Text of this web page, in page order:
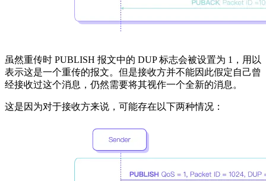
虽然重传时 PUBLISH 报文中的 DUP 标志会被设置为 1，用以
表示这是一个重传的报文。但是接收方并不能因此假定自己曾
经接收过这个消息，仍然需要将其视作一个全新的消息。
这是因为对于接收方来说，可能存在以下两种情况：